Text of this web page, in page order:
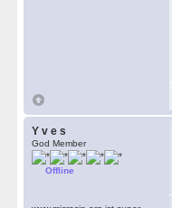
Y v e s
God Member
Offline